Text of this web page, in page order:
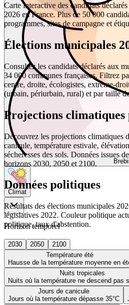
Climat
Horizon temporel
2030 2050
2100
Température été
Hausse de la température moyenne en
Nuits tropicales
Nuits où la température ne descend pas
Jours de canicule
Jours où la température dépasse 35°C
Carte interactive des candidats
2026 en France. Plus de 50 000
programmes, sites de campagne et
Élections municipales
Consultez les candidats déclarés aux
34 000 communes françaises. Filtrez
centre, droite, écologistes, extrême-
(urbain, périurbain, rural) et par taille
Projections climatiques
Découvrez les projections climatiques
canicule, température estivale,
sécheresses des sols. Données issues
horizons 2030, 2050 et 2100.
Données politiques
Résultats des élections municipales
législatives 2022. Couleur politique
politique, taux d'abstention.